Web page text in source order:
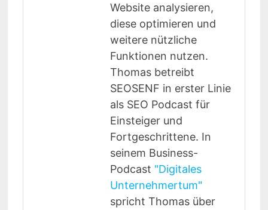
Website analysieren,
diese optimieren und
weitere nützliche
Funktionen nutzen.
Thomas betreibt
SEOSENF in erster Linie
als SEO Podcast für
Einsteiger und
Fortgeschrittene. In
seinem Business-
Podcast "Digitales
Unternehmertum"
spricht Thomas über